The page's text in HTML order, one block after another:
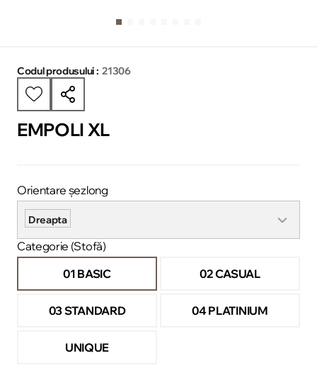
Codul produsului : 21306
EMPOLI XL
Orientare șezlong
Dreapta
Categorie (Stofă)
01 BASIC
02 CASUAL
03 STANDARD 04 PLATINIUM
UNIQUE